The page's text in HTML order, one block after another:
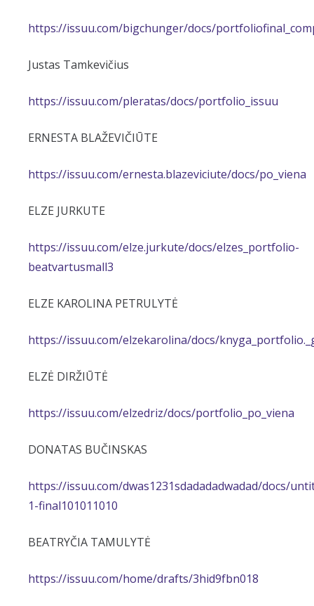
https://issuu.com/bigchunger/docs/
Justas Tamkevičius
https://issuu.com/pleratas/docs/portfolio_issuu
ERNESTA BLAŽEVIČIŪTE
https://issuu.com/ernesta.blazeviciute/docs/po_viena
ELZE JURKUTE
https://issuu.com/elze.jurkute/docs/elzes_portfolio-
beatvartusmall3
ELZE KAROLINA PETRULYTĖ
https://issuu.com/elzekarolina/docs/
ELZĖ DIRŽIŪTĖ
https://issuu.com/elzedriz/docs/portfolio_po_viena
DONATAS BUČINSKAS
https://issuu.com/dwas1231sdadadadwadad/docs/
1-final101011010
BEATRYČIA TAMULYTĖ
https://issuu.com/home/drafts/3hid9fbn018